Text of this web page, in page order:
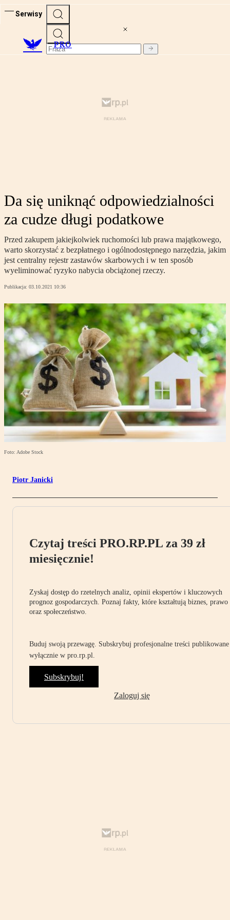
Serwisy
PRO
Da się uniknąć odpowiedzialności
za cudze długi podatkowe
Przed zakupem jakiejkolwiek ruchomości lub prawa majątkowego,
warto skorzystać z bezpłatnego i ogólnodostępnego narzędzia, jakim
jest centralny rejestr zastawów skarbowych i w ten sposób
wyeliminować ryzyko nabycia obciążonej rzeczy.
Publikacja: 03.10.2021 10:36
Foto: Adobe Stock
Piotr Janicki
Czytaj treści PRO.RP.PL za 39 zł
miesięcznie!
Zyskaj dostęp do rzetelnych analiz, opinii ekspertów i kluczowych
prognoz gospodarczych. Poznaj fakty, które kształtują biznes, prawo
oraz społeczeństwo.
Buduj swoją przewagę. Subskrybuj profesjonalne treści publikowane
wyłącznie w pro.rp.pl.
Subskrybuj!
Zaloguj się